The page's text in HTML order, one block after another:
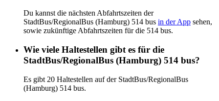
Du kannst die nächsten Abfahrtszeiten der
StadtBus/RegionalBus (Hamburg) 514 bus in der App sehen,
sowie zukünftige Abfahrtszeiten für die 514 bus.
Wie viele Haltestellen gibt es für die
StadtBus/RegionalBus (Hamburg) 514 bus?
Es gibt 20 Haltestellen auf der StadtBus/RegionalBus
(Hamburg) 514 bus.